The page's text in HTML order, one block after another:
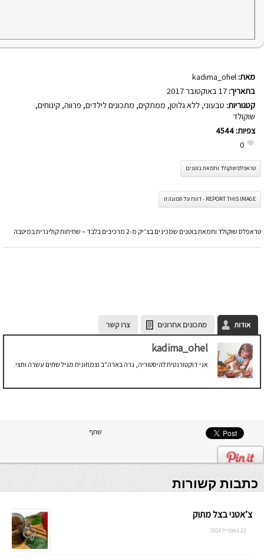
מאת: kadima_ohel
בתאריך:
קטגוריות: טבעוני, ללא גלוטן, ממתקים, מתכונים לילדים, פרווה, קינוחים,
שוקולד
צפיות: 4544
0
טראפלס שוקולד וחמאת בוטנים
REPORT THIS IMAGE - דווח על תמונה זו
טראפלס שוקולד וחמאת בוטנים שמכינים בצ’יק מ-2 מרכיבים בלבד – שחיתות קולינרית במיטבה
אודות מתכונים אחרונים צרו קשר
kadima_ohel
אני דוקטורנטית להיסטוריה, גרה בארה"ב וצמחונית מגיל שתים עשרה וחצי.
שתף
כתבות קשורות
צ’אטני בצל מתוק
22 באפריל 2018